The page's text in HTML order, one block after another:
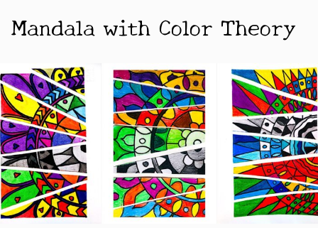
Mandala with Color Theory